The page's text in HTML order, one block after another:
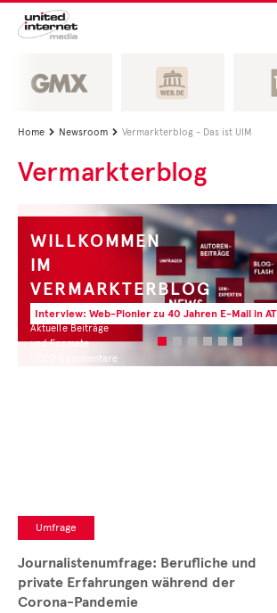
Home  Newsroom  Vermarkterblog - Das ist UIM
Vermarkterblog
WILLKOMMEN
IM
VERMARKTERBLOG
Aktuelle Beiträge
und Formate
• CEO Kommentare
Interview: Web-Pionier zu 40 Jahren E-Mail in AT
Umfrage
Journalistenumfrage: Berufliche und
private Erfahrungen während der
Corona-Pandemie